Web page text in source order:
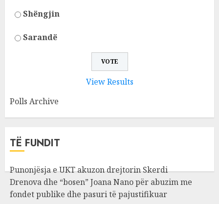
Shëngjin
Sarandë
View Results
Polls Archive
TË FUNDIT
Punonjësja e UKT akuzon drejtorin Skerdi
Drenova dhe “bosen” Joana Nano për abuzim me
fondet publike dhe pasuri të pajustifikuar